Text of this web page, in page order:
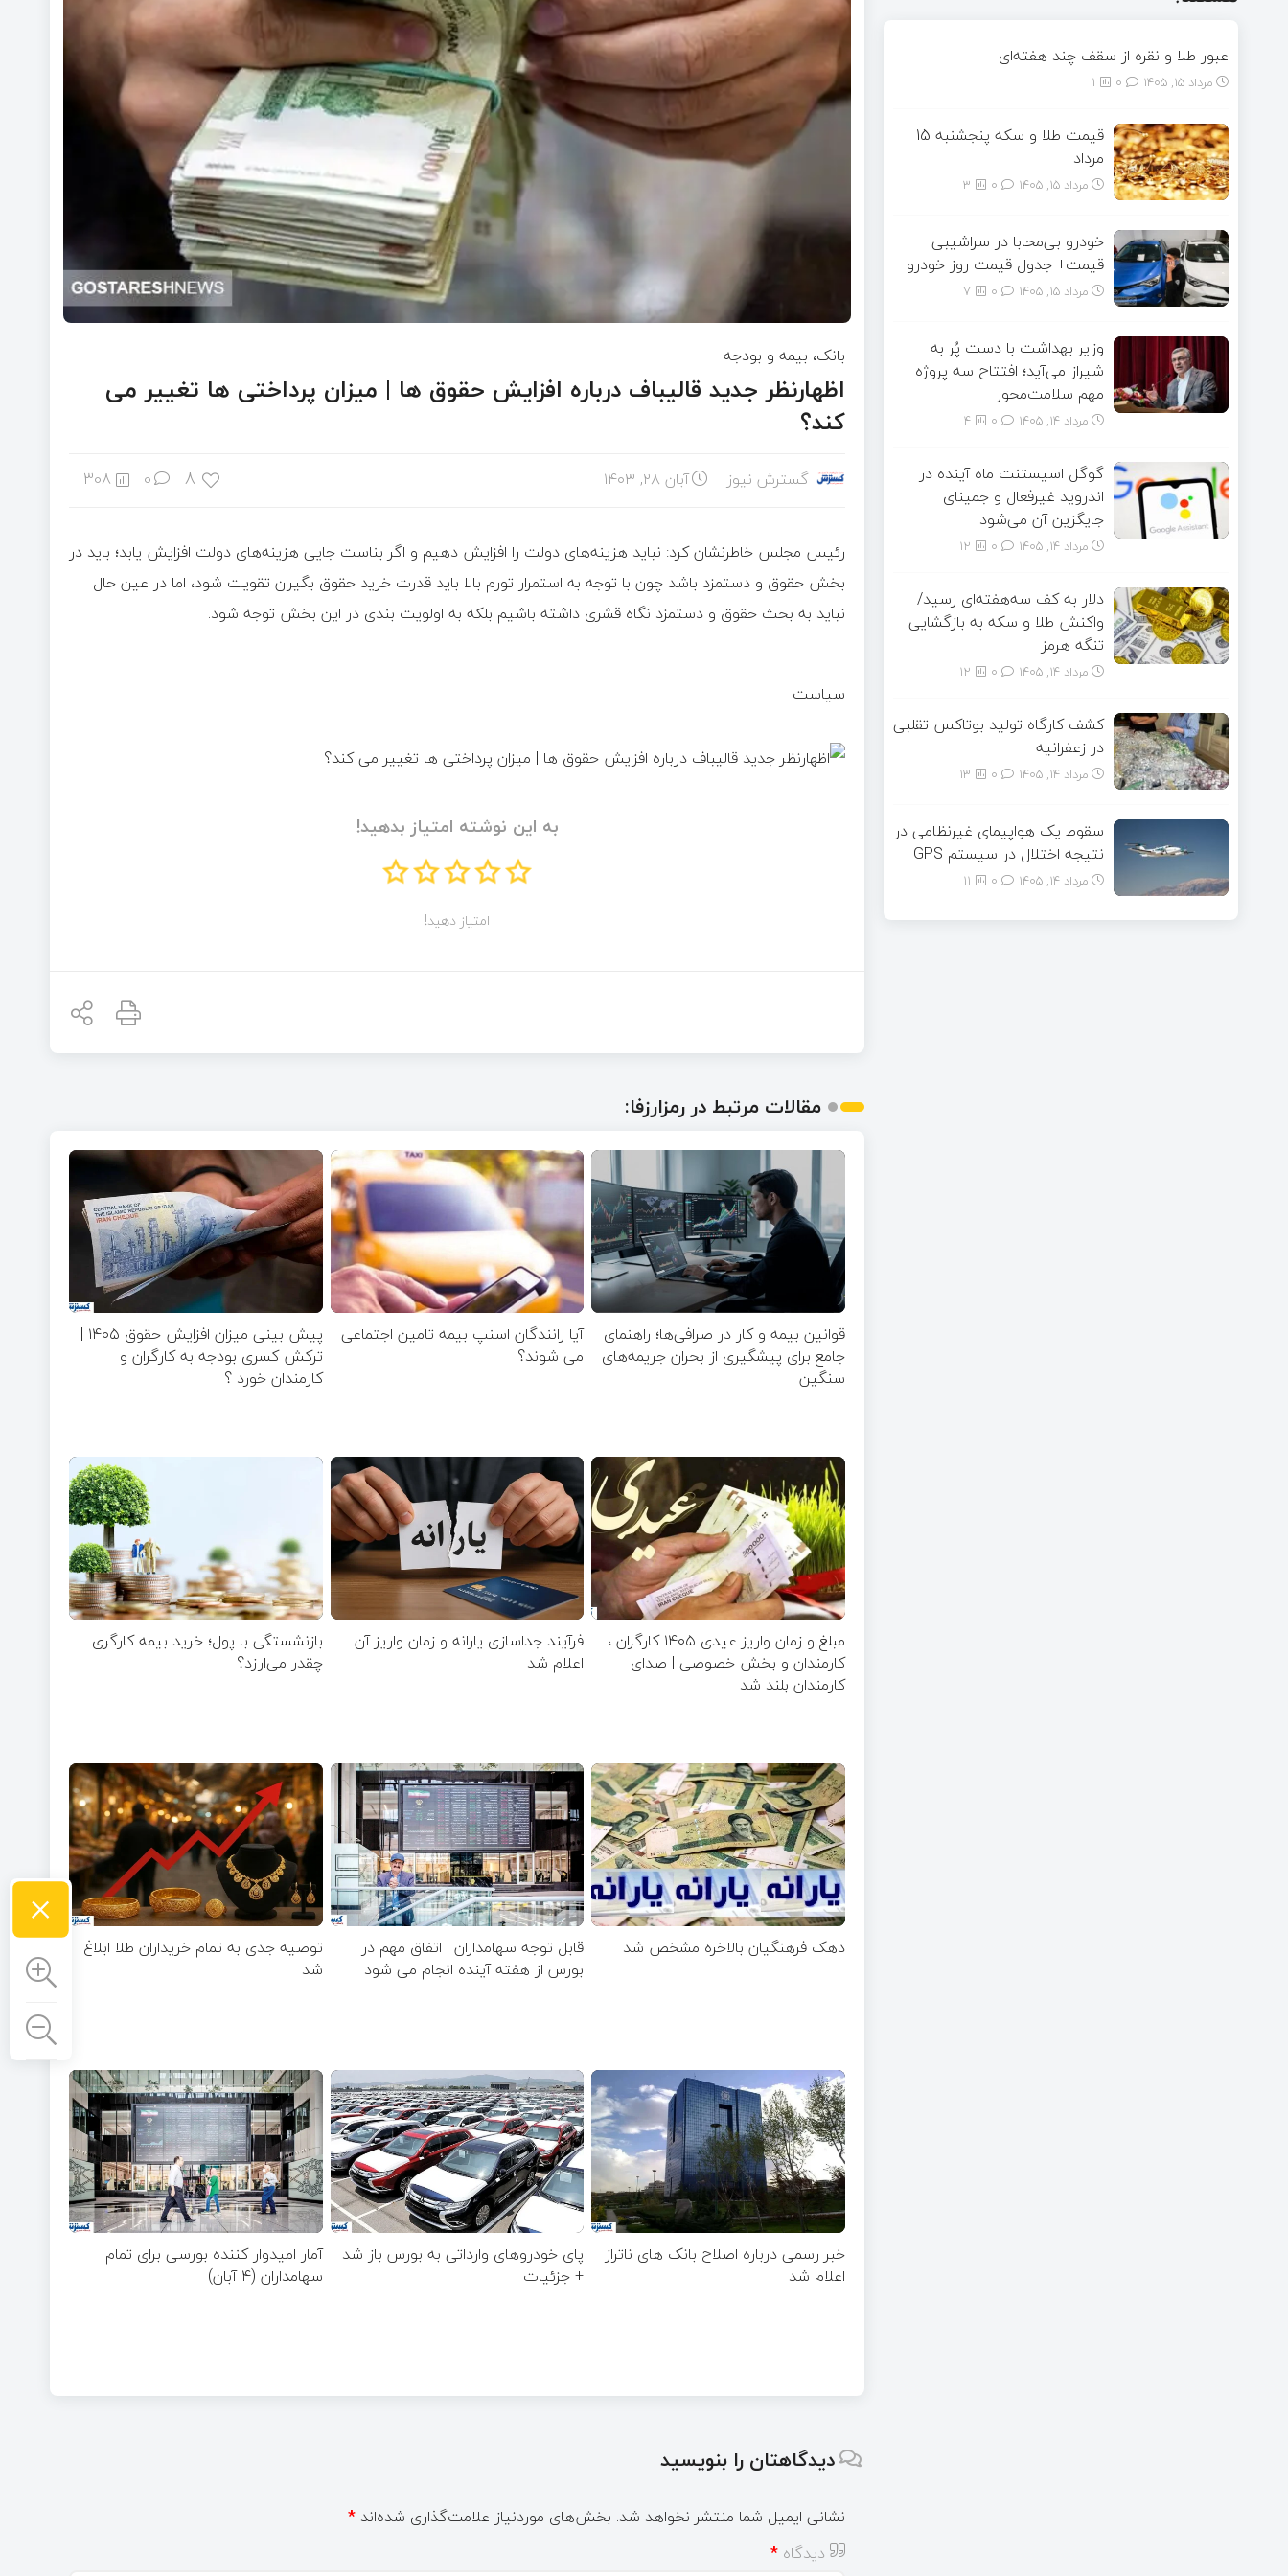
بانک، بیمه و بودجه
اظهارنظر جدید قالیباف درباره افزایش حقوق ها | میزان پرداختی ها تغییر می
کند؟
گسترش نیوز آبان ۲۸, ۱۴۰۳ 8
0
308
رئیس مجلس خاطرنشان کرد: نباید هزینه‌های دولت را افزایش دهیم و اگر بناست جایی هزینه‌های دولت افزایش یابد؛ باید در
بخش حقوق و دستمزد باشد چون با توجه به استمرار تورم بالا باید قدرت خرید حقوق بگیران تقویت شود، اما در عین حال
نباید به بحث حقوق و دستمزد نگاه قشری داشته باشیم بلکه به اولویت بندی در این بخش توجه شود.
سیاست
به این نوشته امتیاز بدهید!
امتیاز دهید!
مقالات مرتبط در رمزارزفا:
قوانین بیمه و کار در صرافی‌ها؛ راهنمای
جامع برای پیشگیری از بحران جریمه‌های
سنگین
آیا رانندگان اسنپ بیمه تامین اجتماعی
می شوند؟
پیش بینی میزان افزایش حقوق ۱۴۰۵ |
ترکش کسری بودجه به کارگران و
کارمندان خورد ؟
مبلغ و زمان واریز عیدی ۱۴۰۵ کارگران ،
کارمندان و بخش خصوصی | صدای
کارمندان بلند شد
فرآیند جداسازی یارانه و زمان واریز آن
اعلام شد
بازنشستگی با پول؛ خرید بیمه کارگری
چقدر می‌ارزد؟
دهک فرهنگیان بالاخره مشخص شد
قابل توجه سهامداران | اتفاق مهم در
بورس از هفته آینده انجام می شود
توصیه جدی به تمام خریداران طلا ابلاغ
شد
خبر رسمی درباره اصلاح بانک های ناتراز
اعلام شد
پای خودروهای وارداتی به بورس باز شد
+ جزئیات
آمار امیدوار کننده بورسی برای تمام
سهامداران (۴ آبان)
دیدگاهتان را بنویسید
نشانی ایمیل شما منتشر نخواهد شد. بخش‌های موردنیاز علامت‌گذاری شده‌اند *
دیدگاه *
عبور طلا و نقره از سقف چند هفته‌ای
مرداد ۱۵, ۱۴۰۵ 1
قیمت طلا و سکه پنجشنبه 15
مرداد
مرداد ۱۵, ۱۴۰۵ 3
خودرو بی‌محابا در سراشیبی
قیمت+ جدول قیمت روز خودرو
مرداد ۱۵, ۱۴۰۵ 7
وزیر بهداشت با دست پُر به
شیراز می‌آید؛ افتتاح سه پروژه
مهم سلامت‌محور
مرداد ۱۴, ۱۴۰۵ 4
گوگل اسیستنت ماه آینده در
اندروید غیرفعال و جمینای
جایگزین آن می‌شود
مرداد ۱۴, ۱۴۰۵ 12
دلار به کف سه‌هفته‌ای رسید/
واکنش طلا و سکه به بازگشایی
تنگه هرمز
مرداد ۱۴, ۱۴۰۵ 12
کشف کارگاه تولید بوتاکس تقلبی
در زعفرانیه
مرداد ۱۴, ۱۴۰۵ 13
سقوط یک هواپیمای غیرنظامی در
نتیجه اختلال در سیستم‌ GPS
مرداد ۱۴, ۱۴۰۵ 11
×